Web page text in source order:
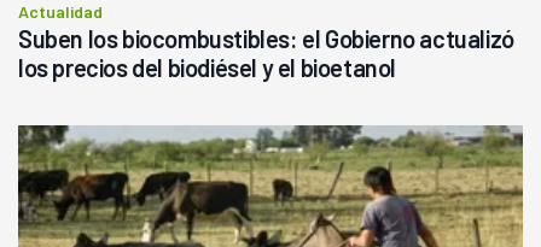
Actualidad
Suben los biocombustibles: el Gobierno actualizó
los precios del biodiésel y el bioetanol